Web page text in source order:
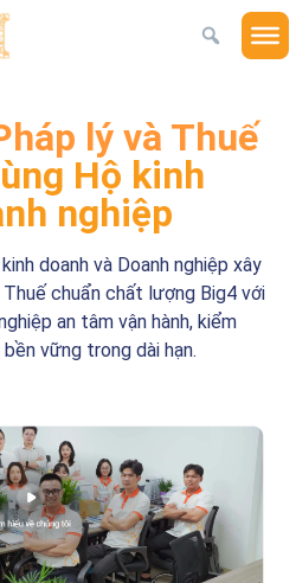
lý và Thuế
Hộ kinh
nghiệp
doanh và Doanh nghiệp xây
chuẩn chất lượng Big4 với
an tâm vận hành, kiểm
vững trong dài hạn.